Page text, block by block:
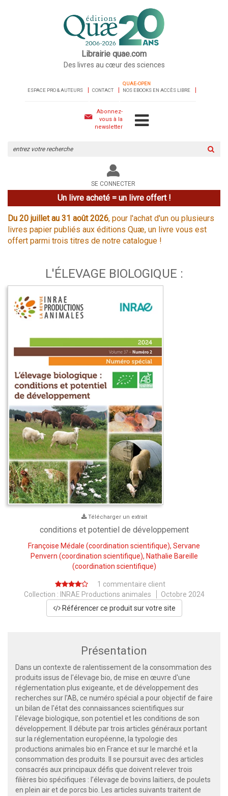
Librairie quae.com
Des livres au cœur des sciences
ESPACE PRO & AUTEURS CONTACT
QUAE-OPEN
NOS EBOOKS EN ACCÈS LIBRE
Abonnez-
vous à la
newsletter
le
site
SE CONNECTER
Un livre acheté = un livre offert !
Du 20 juillet au 31 août 2026, pour l'achat d'un ou plusieurs
livres papier publiés aux éditions Quæ, un livre vous est
offert parmi trois titres de notre catalogue !
L'ÉLEVAGE BIOLOGIQUE :
Télécharger un extrait
conditions et potentiel de développement
Françoise Médale (coordination scientifique), Servane
Penvern (coordination scientifique), Nathalie Bareille
(coordination scientifique)
1 commentaire client
Collection : INRAE Productions animales
Octobre 2024
Référencer ce produit sur votre site
Présentation
Dans un contexte de ralentissement de la consommation des
produits issus de l'élevage bio, de mise en œuvre d'une
réglementation plus exigeante, et de développement des
recherches sur l'AB, ce numéro spécial a pour objectif de faire
un bilan de l'état des connaissances scientifiques sur
l'élevage biologique, son potentiel et les conditions de son
développement. Il débute par trois articles généraux portant
sur la réglementation européenne, la typologie des
productions animales bio en France et sur le marché et la
consommation des produits. Il se poursuit avec des articles
consacrés aux principaux défis que doivent relever trois
filières bio spécifiques : l’élevage de bovins laitiers, de poulets
en plein air et de porcs bio. Les articles suivants traitent de